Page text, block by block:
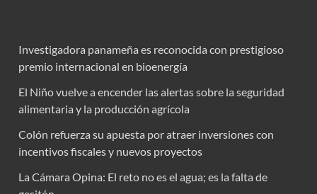
Investigadora panameña es reconocida con prestigioso
premio internacional en bioenergía
El Niño vuelve a encender las alertas sobre la seguridad
alimentaria y la producción agrícola
Colón refuerza su apuesta por atraer inversiones con
incentivos fiscales y nuevos proyectos
La Cámara Opina: El reto no es el agua; es la falta de